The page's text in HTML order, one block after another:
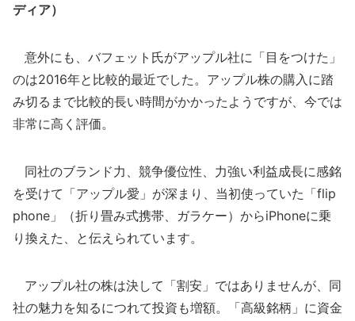
ディア）
意外にも、バフェット氏がアップル社に「目をつけた」
のは2016年と比較的最近でした。アップル株の購入に踏
み切るまで比較的長い時間がかかったようですが、今では
非常に高く評価。
同社のブランド力、競争優位性、力強い利益成長に感銘
を受けて「アップル愛」が深まり、当初使っていた「flip
phone」（折り畳み式携帯、ガラケー）からiPhoneに乗
り換えた、と伝えられています。
アップル社の株は決して「割安」ではありませんが、同
社の魅力を知るにつれて投資も増額。「高級銘柄」に資金